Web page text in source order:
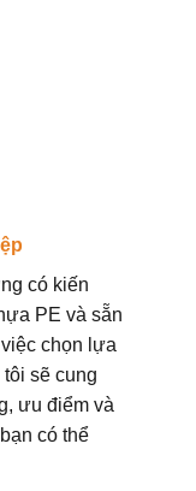
có kiến
PE và sẵn
chọn lựa
sẽ cung
ưu điểm và
có thể